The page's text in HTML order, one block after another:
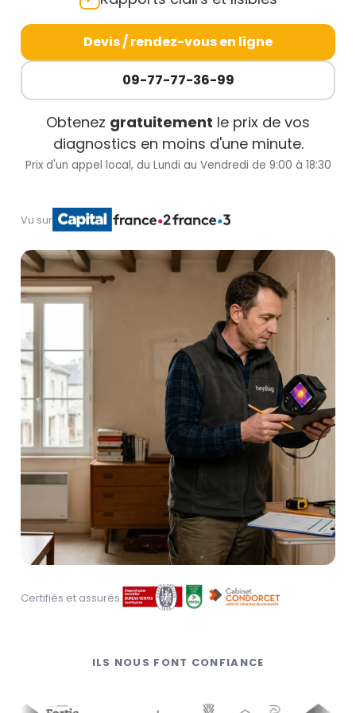
Devis / rendez-vous en ligne
09-77-77-36-99
Obtenez gratuitement le prix de vos
diagnostics en moins d'une minute.
Prix d'un appel local, du Lundi au Vendredi de 9:00 à 18:30
Vu sur
Certifiés et assurés
ILS NOUS FONT CONFIANCE